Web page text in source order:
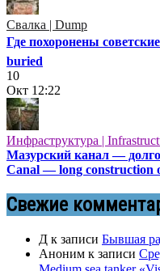
Свалка | Dump
Где похоронены
buried
10
Окт 12:22
Инфраструктура |
Мазурский канал —
Canal — long construction
Свежие
Д к записи Бывшая
Аноним к записи